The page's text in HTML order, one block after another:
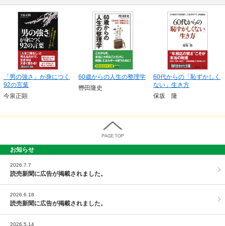
「男の強さ」が身につく
92の言葉
今泉正顕
60歳からの人生の整理学
轡田隆史
60代からの「恥ずかしく
ない」生き方
保坂 隆
お知らせ
2026.7.7
読売新聞に広告が掲載されました。
2026.6.18
読売新聞に広告が掲載されました。
2026.5.14
PAGE TOP